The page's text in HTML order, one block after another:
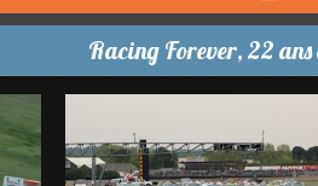
Racing Forever, 22 ans